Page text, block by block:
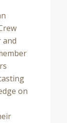
and
on